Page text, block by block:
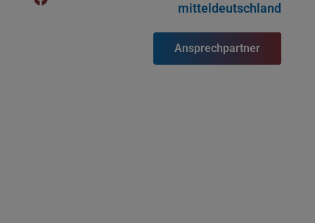
mitteldeutschland
Ansprechpartner